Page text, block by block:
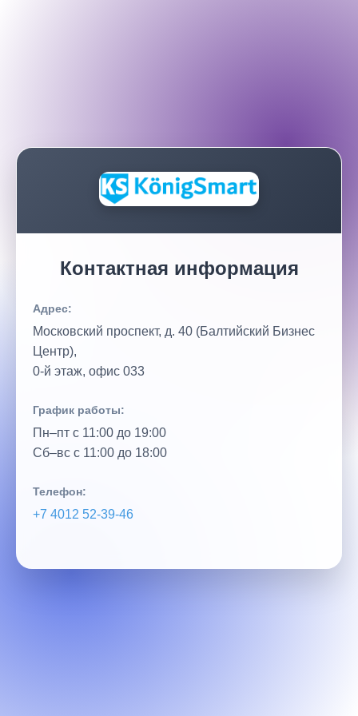
Контактная информация
Адрес:
Московский проспект, д. 40 (Балтийский Бизнес
Центр),
0‑й этаж, офис 033
График работы:
Пн–пт с 11:00 до 19:00
Сб–вс с 11:00 до 18:00
Телефон:
+7 4012 52‑39‑46